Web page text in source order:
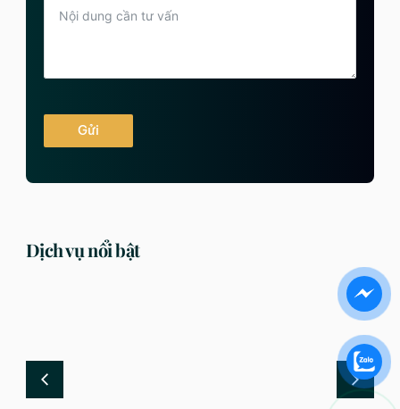
Gửi
Dịch vụ nổi bật